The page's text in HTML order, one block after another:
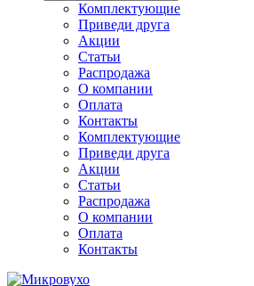
Комплектующие
Приведи друга
Акции
Статьи
Распродажа
О компании
Оплата
Контакты
Комплектующие
Приведи друга
Акции
Статьи
Распродажа
О компании
Оплата
Контакты